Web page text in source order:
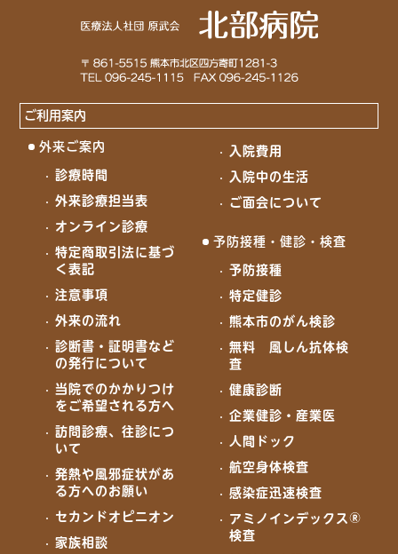
ご利用案内
外来ご案内
診療時間
外来診療担当表
オンライン診療
特定商取引法に基づ
く表記
注意事項
外来の流れ
診断書・証明書など
の発行について
当院でのかかりつけ
をご希望される方へ
訪問診療、往診につ
いて
発熱や風邪症状があ
る方へのお願い
セカンドオピニオン
家族相談
入院費用
入院中の生活
ご面会について
予防接種・健診・検査
予防接種
特定健診
熊本市のがん検診
無料 風しん抗体検
査
健康診断
企業健診・産業医
人間ドック
航空身体検査
感染症迅速検査
アミノインデックス®
検査